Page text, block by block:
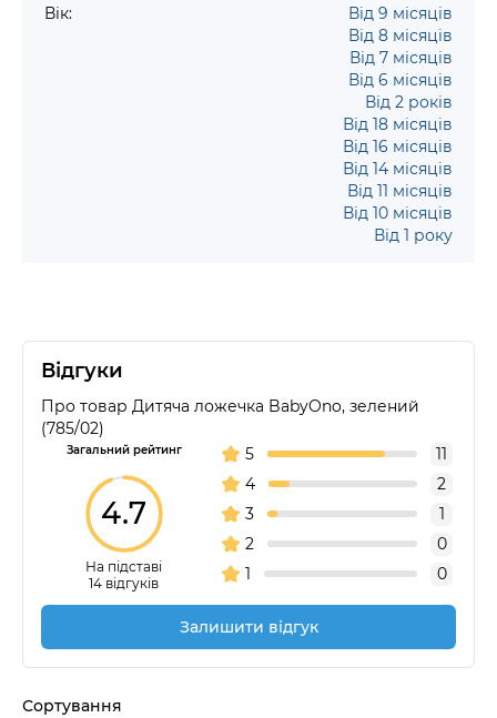
Вік:
Від 9 місяців
Від 8 місяців
Від 7 місяців
Від 6 місяців
Від 2 років
Від 18 місяців
Від 16 місяців
Від 14 місяців
Від 11 місяців
Від 10 місяців
Від 1 року
Відгуки
Про товар Дитяча ложечка BabyOno, зелений
(785/02)
Загальний рейтинг
4.7
На підставі
14 відгуків
5
11
4
2
3
1
2
0
1
0
Залишити відгук
Сортування